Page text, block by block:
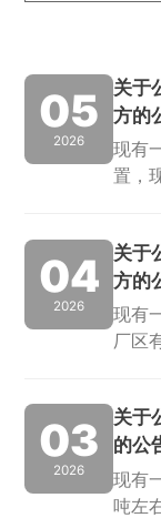
05
2026
关于
方的
现有
置，
向方
置...
04
2026
关于
方的
现有
厂区
目情
03
2026
关于
的公
现有
吨左